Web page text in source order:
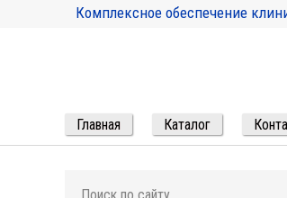
Комплексное обеспечение
Главная Каталог